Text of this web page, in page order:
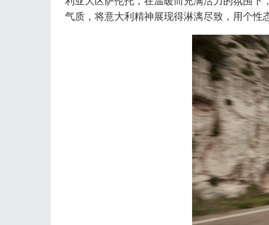
气质，将意大利精神展现得淋漓尽致，用个性